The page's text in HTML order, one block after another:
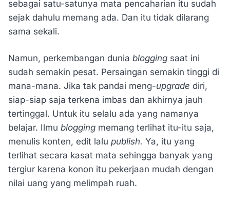
sebagai satu-satunya mata pencaharian itu sudah
sejak dahulu memang ada. Dan itu tidak dilarang
sama sekali.
Namun, perkembangan dunia blogging saat ini
sudah semakin pesat. Persaingan semakin tinggi di
mana-mana. Jika tak pandai meng-upgrade diri,
siap-siap saja terkena imbas dan akhirnya jauh
tertinggal. Untuk itu selalu ada yang namanya
belajar. Ilmu blogging memang terlihat itu-itu saja,
menulis konten, edit lalu publish. Ya, itu yang
terlihat secara kasat mata sehingga banyak yang
tergiur karena konon itu pekerjaan mudah dengan
nilai uang yang melimpah ruah.